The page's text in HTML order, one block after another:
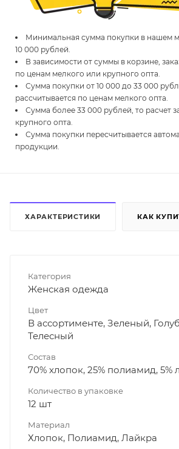
Минимальная сумма покупки в нашем
10 000 рублей.
В зависимости от суммы в корзине,
по ценам мелкого или крупного опта.
Сумма покупки от 10 000 до 33 000
рассчитывается по ценам мелкого опта.
Сумма более 33 000 рублей, то расчет
крупного опта.
Сумма покупки пересчитывается
продукции.
ХАРАКТЕРИСТИКИ КАК
Категория
Женская одежда
Цвет
В ассортименте, Зеленый,
Телесный
Состав
70% хлопок, 25% полиамид, 5%
Количество в упаковке
12 шт
Материал
Хлопок, Полиамид, Лайкра